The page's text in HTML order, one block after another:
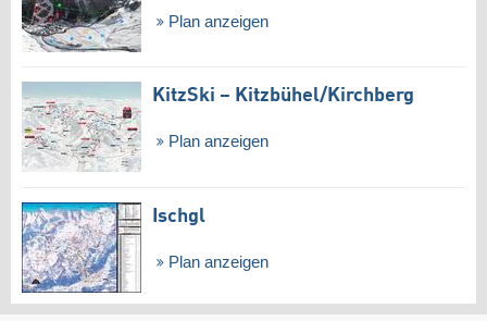
Plan anzeigen
KitzSki – Kitzbühel/​Kirchberg
Plan anzeigen
Ischgl
Plan anzeigen